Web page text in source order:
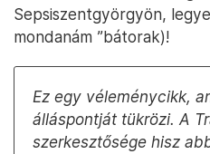
Sepsiszentgyörgyön,
mondanám ”bátorak)!
Ez egy véleménycikk,
álláspontját tükrözi. A
szerkesztősége hisz